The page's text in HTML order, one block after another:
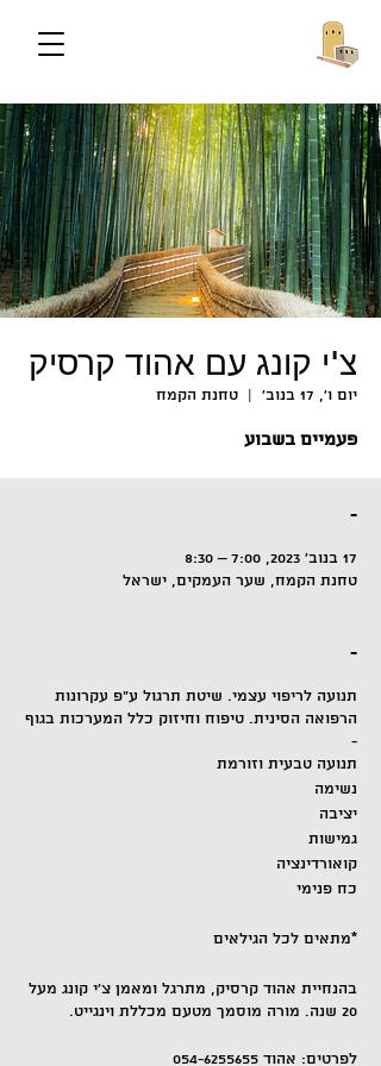
צ'י קונג עם אהוד קרסיק
יום ו׳, 17 בנוב׳
  |
טחנת הקמח
פעמיים בשבוע
-
17 בנוב׳ 2023, 7:00 – 8:30
טחנת הקמח, שער העמקים, ישראל
-
תנועה לריפוי עצמי. שיטת תרגול ע"פ עקרונות
הרפואה הסינית. טיפוח וחיזוק כלל המערכות בגוף
-
תנועה טבעית וזורמת
נשימה
יציבה
גמישות
קואורדינציה
כח פנימי
*מתאים לכל הגילאים
בהנחיית אהוד קרסיק, מתרגל ומאמן צ'י קונג מעל
20 שנה. מורה מוסמך מטעם מכללת וינגייט.
לפרטים: אהוד 054-6255655